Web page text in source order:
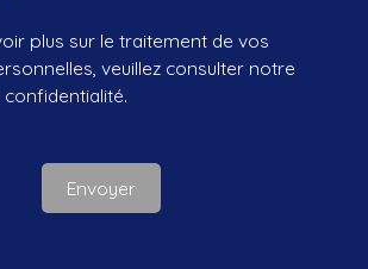
plus sur le traitement de vos
veuillez consulter notre
confidentialité.
Envoyer